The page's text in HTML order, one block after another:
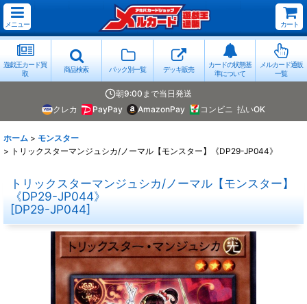
メニュー カート
遊戯王カード買
取
商品検索 パック別一覧 デッキ販売
カードの状態基
準について
メルカード通販
一覧
朝9:00まで当日発送
クレカ
PayPay AmazonPay コンビニ 払いOK
ホーム > モンスター
> トリックスターマンジュシカ/ノーマル【モンスター】《DP29-JP044》
トリックスターマンジュシカ/ノーマル【モンスター】
《DP29-JP044》
[DP29-JP044]